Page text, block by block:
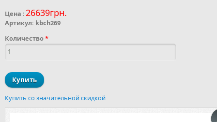
Цена :26639грн.
Артикул: kbch269
Количество*
Купить со значительной скидкой